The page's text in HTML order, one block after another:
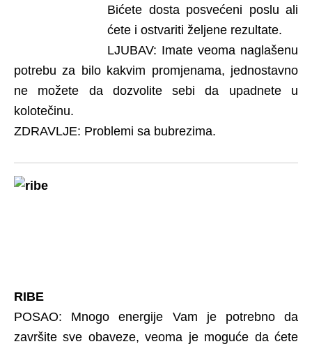
Bićete dosta posvećeni poslu ali
ćete i ostvariti željene rezultate.
LJUBAV: Imate veoma naglašenu
potrebu za bilo kakvim promjenama, jednostavno
ne možete da dozvolite sebi da upadnete u
kolotečinu.
ZDRAVLJE: Problemi sa bubrezima.
RIBE
POSAO: Mnogo energije Vam je potrebno da
završite sve obaveze, veoma je moguće da ćete